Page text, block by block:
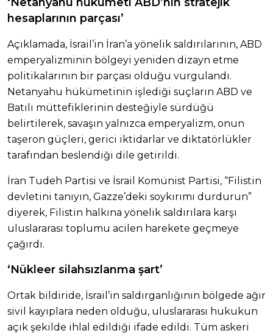
hesaplarının parçası’
Açıklamada, İsrail’in İran’a yönelik saldırılarının, ABD
emperyalizminin bölgeyi yeniden dizayn etme
politikalarının bir parçası olduğu vurgulandı.
Netanyahu hükümetinin işlediği suçların ABD ve
Batılı müttefiklerinin desteğiyle sürdüğü
belirtilerek, savaşın yalnızca emperyalizm, onun
taşeron güçleri, gerici iktidarlar ve diktatörlükler
tarafından beslendiği dile getirildi.
İran Tudeh Partisi ve İsrail Komünist Partisi, “Filistin
devletini tanıyın, Gazze’deki soykırımı durdurun”
diyerek, Filistin halkına yönelik saldırılara karşı
uluslararası toplumu acilen harekete geçmeye
çağırdı.
‘Nükleer silahsızlanma şart’
Ortak bildiride, İsrail’in saldırganlığının bölgede ağır
sivil kayıplara neden olduğu, uluslararası hukukun
açık şekilde ihlal edildiği ifade edildi. Tüm askeri